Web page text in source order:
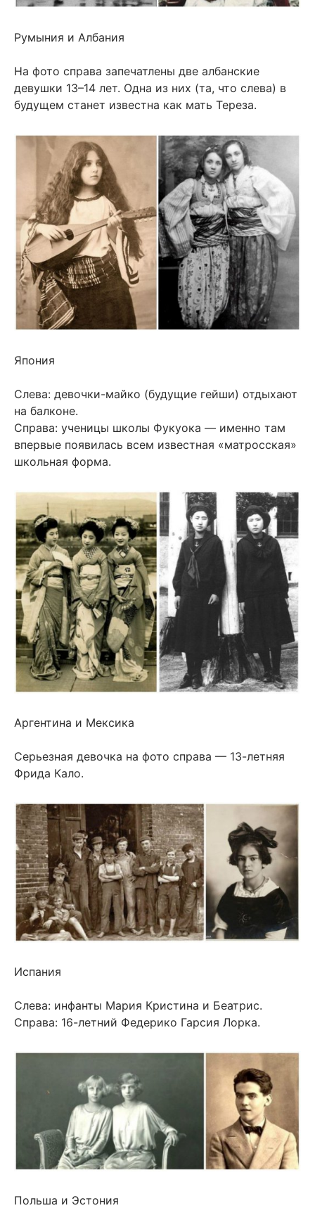
Румыния и Албания
На фото справа запечатлены две албанские
девушки 13–14 лет. Одна из них (та, что слева) в
будущем станет известна как мать Тереза.
Япония
Слева: девочки-майко (будущие гейши) отдыхают
на балконе.
Справа: ученицы школы Фукуока — именно там
впервые появилась всем известная «матросская»
школьная форма.
Аргентина и Мексика
Серьезная девочка на фото справа — 13-летняя
Фрида Кало.
Испания
Слева: инфанты Мария Кристина и Беатрис.
Справа: 16-летний Федерико Гарсия Лорка.
Польша и Эстония